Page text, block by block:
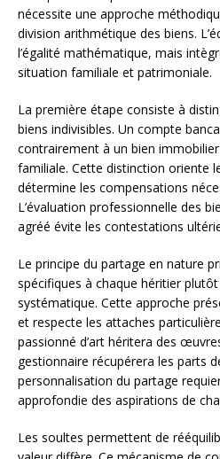
nécessite une approche
division arithmétique des biens.
l’égalité mathématique, mais
situation familiale et patrimoniale.
La première étape consiste à
biens indivisibles. Un compte
contrairement à un bien
familiale. Cette distinction oriente
détermine les compensations
L’évaluation professionnelle des
agréé évite les contestations
Le principe du partage en nature
spécifiques à chaque héritier
systématique. Cette approche
et respecte les attaches
passionné d’art héritera des
gestionnaire récupérera les parts
personnalisation du partage
approfondie des aspirations de
Les soultes permettent de